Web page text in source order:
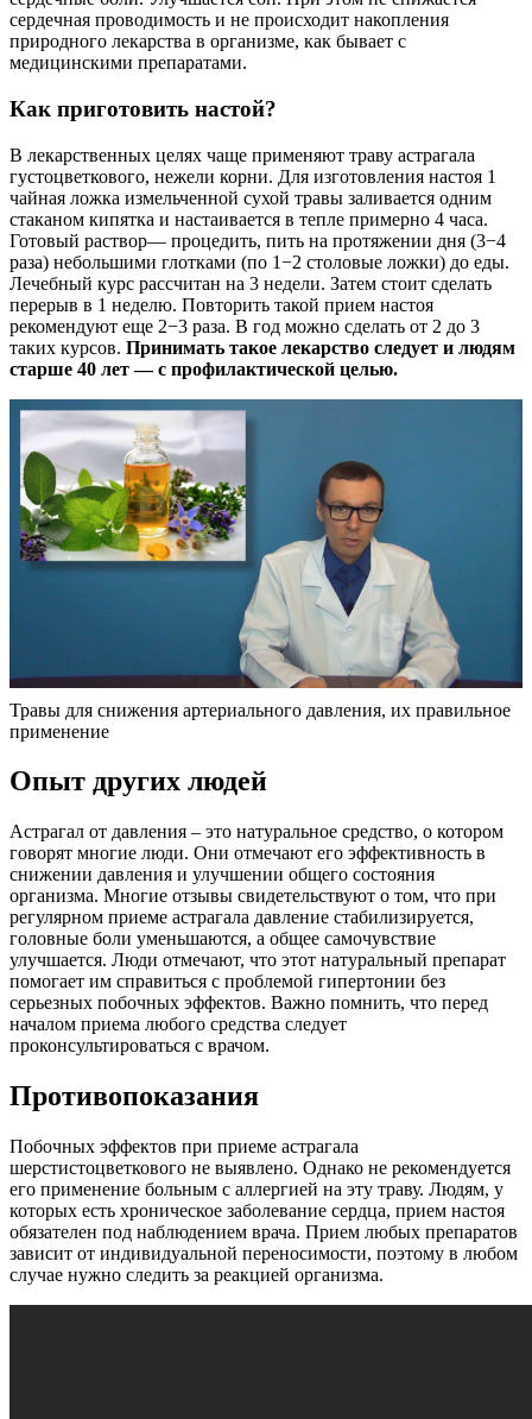
сердечная проводимость и не происходит накопления
природного лекарства в организме, как бывает с
медицинскими препаратами.
Как приготовить настой?
В лекарственных целях чаще применяют траву астрагала
густоцветкового, нежели корни. Для изготовления настоя 1
чайная ложка измельченной сухой травы заливается одним
стаканом кипятка и настаивается в тепле примерно 4 часа.
Готовый раствор— процедить, пить на протяжении дня (3−4
раза) небольшими глотками (по 1−2 столовые ложки) до еды.
Лечебный курс рассчитан на 3 недели. Затем стоит сделать
перерыв в 1 неделю. Повторить такой прием настоя
рекомендуют еще 2−3 раза. В год можно сделать от 2 до 3
таких курсов. Принимать такое лекарство следует и людям
старше 40 лет — с профилактической целью.
Травы для снижения артериального давления, их правильное
применение
Опыт других людей
Астрагал от давления – это натуральное средство, о котором
говорят многие люди. Они отмечают его эффективность в
снижении давления и улучшении общего состояния
организма. Многие отзывы свидетельствуют о том, что при
регулярном приеме астрагала давление стабилизируется,
головные боли уменьшаются, а общее самочувствие
улучшается. Люди отмечают, что этот натуральный препарат
помогает им справиться с проблемой гипертонии без
серьезных побочных эффектов. Важно помнить, что перед
началом приема любого средства следует
проконсультироваться с врачом.
Противопоказания
Побочных эффектов при приеме астрагала
шерстистоцветкового не выявлено. Однако не рекомендуется
его применение больным с аллергией на эту траву. Людям, у
которых есть хроническое заболевание сердца, прием настоя
обязателен под наблюдением врача. Прием любых препаратов
зависит от индивидуальной переносимости, поэтому в любом
случае нужно следить за реакцией организма.